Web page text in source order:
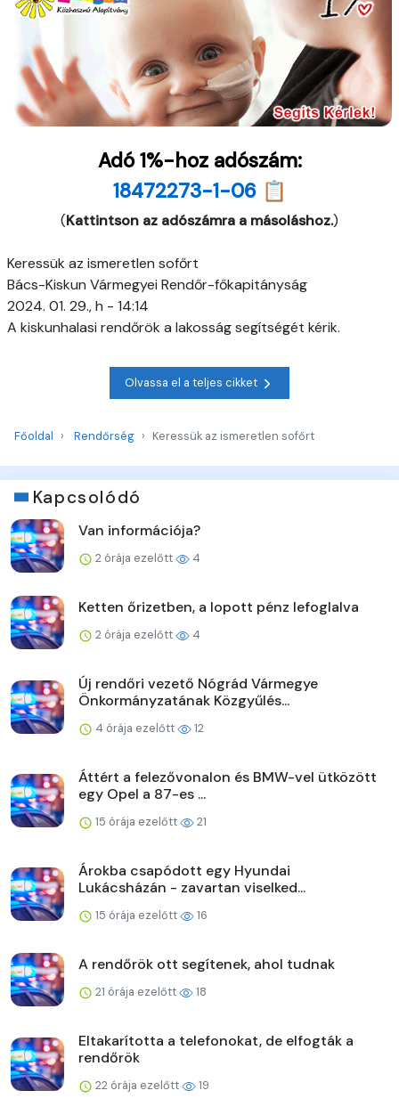
Adó 1%-hoz adószám:
18472273-1-06 📋
(Kattintson az adószámra a másoláshoz.)
Keressük az ismeretlen sofőrt
Bács-Kiskun Vármegyei Rendőr-főkapitányság
2024. 01. 29., h - 14:14
A kiskunhalasi rendőrök a lakosság segítségét kérik.
Olvassa el a teljes cikket
Főoldal Rendőrség Keressük az ismeretlen sofőrt
Kapcsolódó
Van információja?
2 órája ezelőtt 4
Ketten őrizetben, a lopott pénz lefoglalva
2 órája ezelőtt 4
Új rendőri vezető Nógrád Vármegye
Önkormányzatának Közgyűlés...
4 órája ezelőtt 12
Áttért a felezővonalon és BMW-vel ütközött
egy Opel a 87-es ...
15 órája ezelőtt 21
Árokba csapódott egy Hyundai
Lukácsházán - zavartan viselked...
15 órája ezelőtt 16
A rendőrök ott segítenek, ahol tudnak
21 órája ezelőtt 18
Eltakarította a telefonokat, de elfogták a
rendőrök
22 órája ezelőtt 19